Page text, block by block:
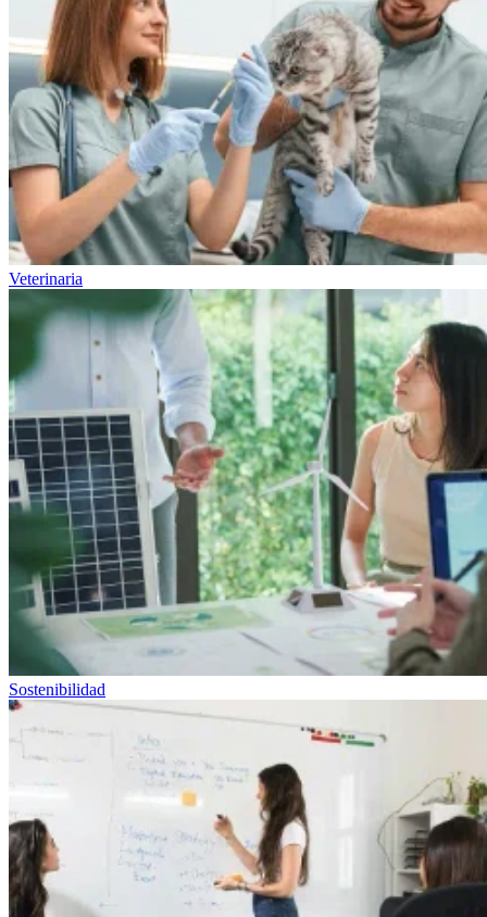
Veterinaria
Sostenibilidad